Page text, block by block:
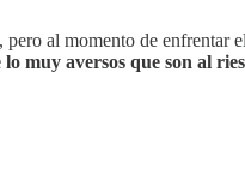
al momento de enfrentar
muy aversos que son al